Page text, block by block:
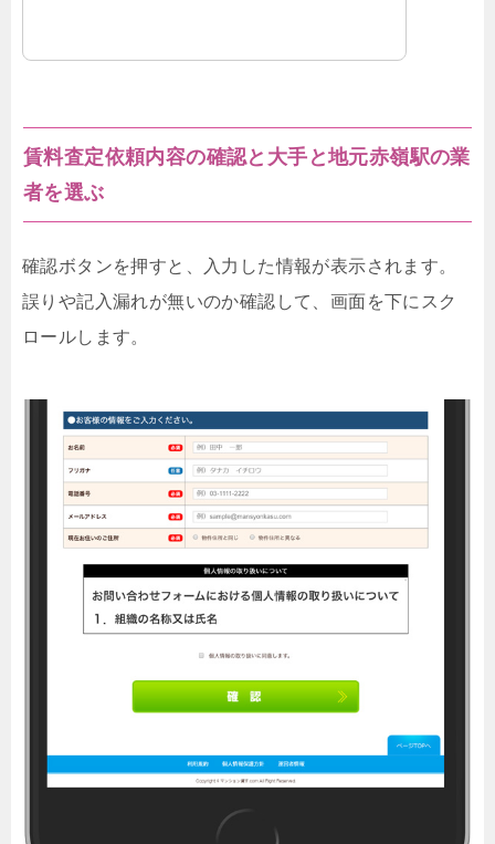
賃料査定依頼内容の確認と大手と地元赤嶺駅の業
者を選ぶ
確認ボタンを押すと、入力した情報が表示されます。
誤りや記入漏れが無いのか確認して、画面を下にスク
ロールします。